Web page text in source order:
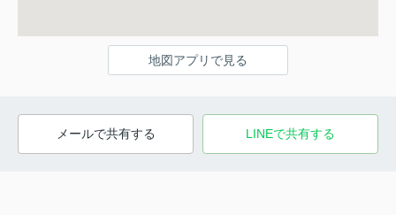
地図アプリで見る
メールで共有する LINEで共有する